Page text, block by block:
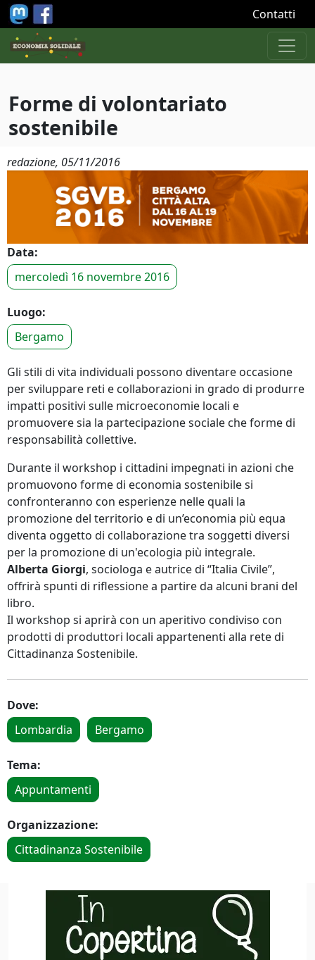
Salta al contenuto principale Contatti
Forme di volontariato
sostenibile
redazione, 05/11/2016
Data:
mercoledì 16 novembre 2016
Luogo:
Bergamo
Gli stili di vita individuali possono diventare occasione
per sviluppare reti e collaborazioni in grado di produrre
impatti positivi sulle microeconomie locali e
promuovere sia la partecipazione sociale che forme di
responsabilità collettive.
Durante il workshop i cittadini impegnati in azioni che
promuovono forme di economia sostenibile si
confronteranno con esperienze nelle quali la
promozione del territorio e di un’economia più equa
diventa oggetto di collaborazione tra soggetti diversi
per la promozione di un'ecologia più integrale.
Alberta Giorgi, sociologa e autrice di “Italia Civile”,
offrirà spunti di riflessione a partire da alcuni brani del
libro.
Il workshop si aprirà con un aperitivo condiviso con
prodotti di produttori locali appartenenti alla rete di
Cittadinanza Sostenibile.
Dove:
Lombardia
Bergamo
Tema:
Appuntamenti
Organizzazione:
Cittadinanza Sostenibile